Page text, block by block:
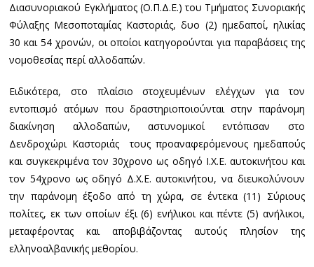
Διασυνοριακού Εγκλήματος (Ο.Π.Δ.Ε.) του Τμήματος Συνοριακής
Φύλαξης Μεσοποταμίας Καστοριάς, δυο (2) ημεδαποί, ηλικίας
30 και 54 χρονών, οι οποίοι κατηγορούνται για παραβάσεις της
νομοθεσίας περί αλλοδαπών.
Ειδικότερα, στο πλαίσιο στοχευμένων ελέγχων για τον
εντοπισμό ατόμων που δραστηριοποιούνται στην παράνομη
διακίνηση αλλοδαπών, αστυνομικοί εντόπισαν στο
Δενδροχώρι Καστοριάς τους προαναφερόμενους ημεδαπούς
και συγκεκριμένα τον 30χρονο ως οδηγό Ι.Χ.Ε. αυτοκινήτου και
τον 54χρονο ως οδηγό Δ.Χ.Ε. αυτοκινήτου, να διευκολύνουν
την παράνομη έξοδο από τη χώρα, σε έντεκα (11) Σύριους
πολίτες, εκ των οποίων έξι (6) ενήλικοι και πέντε (5) ανήλικοι,
μεταφέροντας και αποβιβάζοντας αυτούς πλησίον της
ελληνοαλβανικής μεθορίου.